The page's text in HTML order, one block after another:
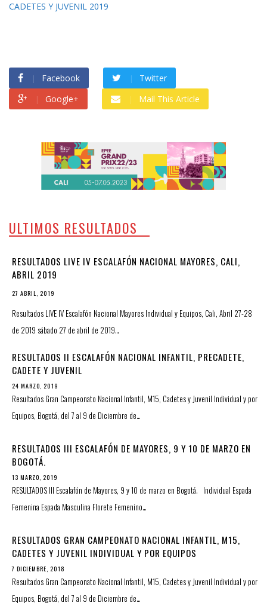
CADETES Y JUVENIL 2019
Facebook
Twitter
Google+
Mail This Article
ULTIMOS RESULTADOS
RESULTADOS LIVE IV ESCALAFÓN NACIONAL MAYORES, CALI,
ABRIL 2019
27 ABRIL, 2019
Resultados LIVE IV Escalafón Nacional Mayores Individual y Equipos, Cali, Abril 27-28
de 2019 sábado 27 de abril de 2019…
RESULTADOS II ESCALAFÓN NACIONAL INFANTIL, PRECADETE,
CADETE Y JUVENIL
24 MARZO, 2019
Resultados Gran Campeonato Nacional Infantil, M15, Cadetes y Juvenil Individual y por
Equipos, Bogotá, del 7 al 9 de Diciembre de…
RESULTADOS III ESCALAFÓN DE MAYORES, 9 Y 10 DE MARZO EN
BOGOTÁ.
13 MARZO, 2019
RESULTADOS III Escalafón de Mayores, 9 y 10 de marzo en Bogotá. Individual Espada
Femenina Espada Masculina Florete Femenino…
RESULTADOS GRAN CAMPEONATO NACIONAL INFANTIL, M15,
CADETES Y JUVENIL INDIVIDUAL Y POR EQUIPOS
7 DICIEMBRE, 2018
Resultados Gran Campeonato Nacional Infantil, M15, Cadetes y Juvenil Individual y por
Equipos, Bogotá, del 7 al 9 de Diciembre de…